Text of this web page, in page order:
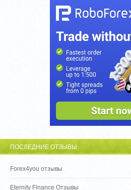
ПОСЛЕДНИЕ ОТЗЫВЫ
Forex4you отзывы
Eternity Finance Отзывы